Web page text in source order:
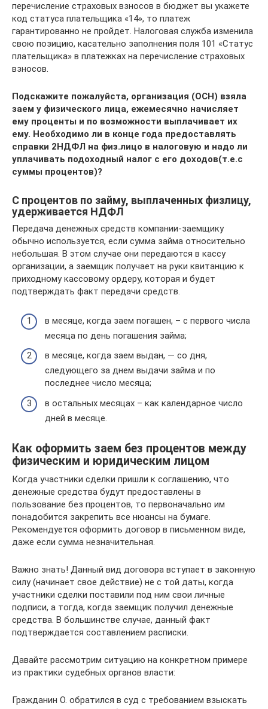
перечисление страховых взносов в бюджет вы укажете
код статуса плательщика «14», то платеж
гарантированно не пройдет. Налоговая служба изменила
свою позицию, касательно заполнения поля 101 «Статус
плательщика» в платежках на перечисление страховых
взносов.
Подскажите пожалуйста, организация (ОСН) взяла
заем у физического лица, ежемесячно начисляет
ему проценты и по возможности выплачивает их
ему. Необходимо ли в конце года предоставлять
справки 2НДФЛ на физ.лицо в налоговую и надо ли
уплачивать подоходный налог с его доходов(т.е.с
суммы процентов)?
С процентов по займу, выплаченных физлицу,
удерживается НДФЛ
Передача денежных средств компании-заемщику
обычно используется, если сумма займа относительно
небольшая. В этом случае они передаются в кассу
организации, а заемщик получает на руки квитанцию к
приходному кассовому ордеру, которая и будет
подтверждать факт передачи средств.
в месяце, когда заем погашен, – с первого числа
месяца по день погашения займа;
в месяце, когда заем выдан, — со дня,
следующего за днем выдачи займа и по
последнее число месяца;
в остальных месяцах – как календарное число
дней в месяце.
Как оформить заем без процентов между
физическим и юридическим лицом
Когда участники сделки пришли к соглашению, что
денежные средства будут предоставлены в
пользование без процентов, то первоначально им
понадобится закрепить все нюансы на бумаге.
Рекомендуется оформить договор в письменном виде,
даже если сумма незначительная.
Важно знать! Данный вид договора вступает в законную
силу (начинает свое действие) не с той даты, когда
участники сделки поставили под ним свои личные
подписи, а тогда, когда заемщик получил денежные
средства. В большинстве случае, данный факт
подтверждается составлением расписки.
Давайте рассмотрим ситуацию на конкретном примере
из практики судебных органов власти:
Гражданин О. обратился в суд с требованием взыскать